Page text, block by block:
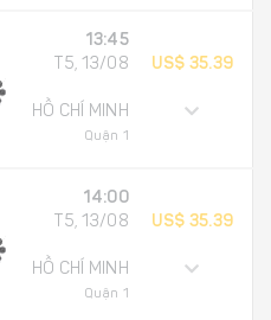
13:45
T5, 13/08
HỒ CHÍ MINH
Quận 1
US$ 35.39
14:00
T5, 13/08
HỒ CHÍ MINH
Quận 1
US$ 35.39